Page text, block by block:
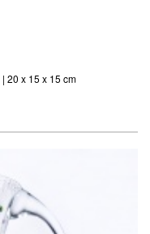
20 x 15 x 15 cm